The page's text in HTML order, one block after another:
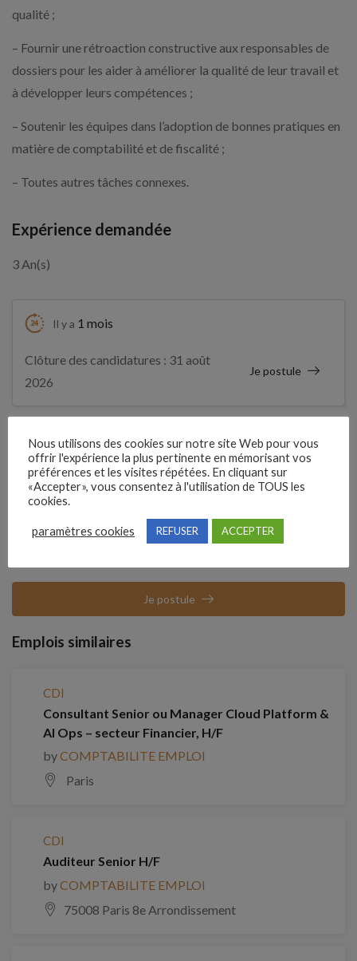
qualité ;
– Fournir une rétroaction constructive aux responsables de
dossiers pour les aider à améliorer la qualité de leur travail et
à développer leurs compétences ;
– Soutenir les équipes dans l’adoption de bonnes pratiques en
matière de comptabilité et de fiscalité ;
– Toutes autres tâches connexes.
Expérience demandée
3 An(s)
Il y a 1 mois
Clôture des candidatures : 31 août
2026
Je postule
Référence
210QDTM
Je postule
Emplois similaires
CDI
Consultant Senior ou Manager Cloud Platform &
AI Ops – secteur Financier, H/F
byCOMPTABILITE EMPLOI
Paris
CDI
Auditeur Senior H/F
byCOMPTABILITE EMPLOI
75008 Paris 8e Arrondissement
Nous utilisons des cookies sur notre site Web pour vous
offrir l'expérience la plus pertinente en mémorisant vos
préférences et les visites répétées. En cliquant sur
«Accepter», vous consentez à l'utilisation de TOUS les
cookies.
paramètres cookies REFUSER ACCEPTER